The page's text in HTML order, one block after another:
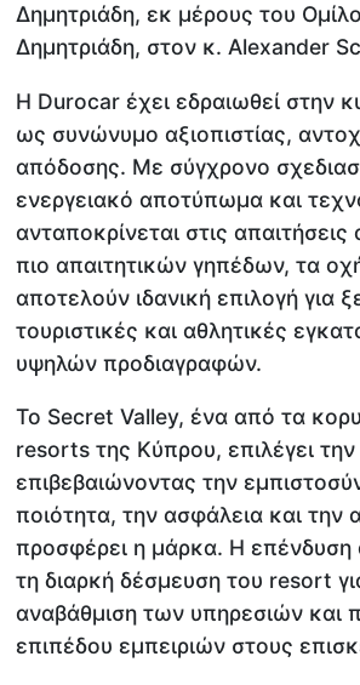
Δημητριάδη, εκ μέρους του
Δημητριάδη, στον κ. Alexander
Η Durocar έχει εδραιωθεί στην
ως συνώνυμο αξιοπιστίας,
απόδοσης. Με σύγχρονο
ενεργειακό αποτύπωμα και
ανταποκρίνεται στις
πιο απαιτητικών γηπέδων, τα
αποτελούν ιδανική επιλογή για
τουριστικές και αθλητικές
υψηλών προδιαγραφών.
Το Secret Valley, ένα από τα
resorts της Κύπρου, επιλέγει
επιβεβαιώνοντας την
ποιότητα, την ασφάλεια και την
προσφέρει η μάρκα. Η επένδυση
τη διαρκή δέσμευση του resort
αναβάθμιση των υπηρεσιών και
επιπέδου εμπειριών στους